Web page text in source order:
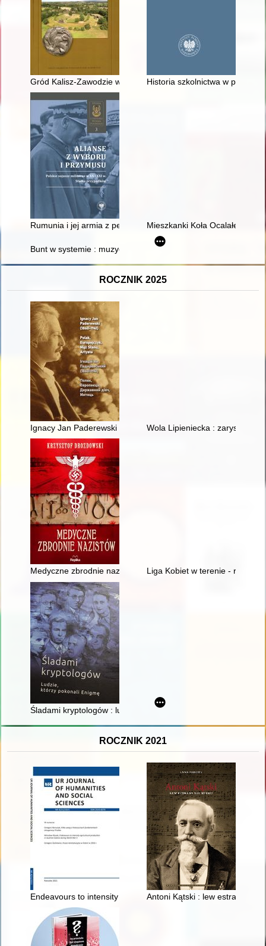
Gród Kalisz-Zawodzie we wczesnym średniowieczu
Historia szkolnictwa w
Rumunia i jej armia z perspektywy polskich oficerów 1921-
Mieszkanki Koła Ocalałe z
Bunt w systemie : muzyczne przestrzenie wolności 1945-89
ROCZNIK 2025
Ignacy Jan Paderewski (1860-1941) : Polak, Europejczyk,
Wola Lipieniecka : zarys
Medyczne zbrodnie nazistów Liga Kobiet w terenie -
Śladami kryptologów : ludzie, którzy pokonali Enigmę
ROCZNIK 2021
Endeavours to intensity agricultural production in Austrian
Antoni Kątski : lew estrady XIX